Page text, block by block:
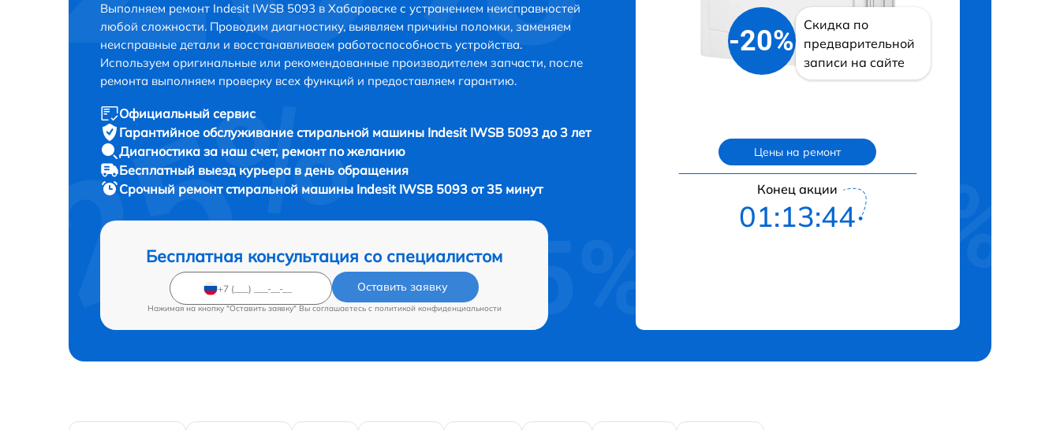
Выполняем ремонт Indesit IWSB 5093 в Хабаровске с устранением неисправностей
любой сложности. Проводим диагностику, выявляем причины поломки, заменяем
неисправные детали и восстанавливаем работоспособность устройства.
Используем оригинальные или рекомендованные производителем запчасти, после
ремонта выполняем проверку всех функций и предоставляем гарантию.
Официальный сервис
Гарантийное обслуживание стиральной машины Indesit IWSB 5093 до 3 лет
Диагностика за наш счет, ремонт по желанию
Бесплатный выезд курьера в день обращения
Срочный ремонтстиральной машины Indesit IWSB 5093 от 35 минут
Бесплатная консультация со специалистом
Оставить заявку
Нажимая на кнопку "Оставить заявку" Вы соглашаетесь c политикой конфиденциальности
-20%
Скидка по
предварительной
записи на сайте
Цены на ремонт
Конец акции
01:13:43